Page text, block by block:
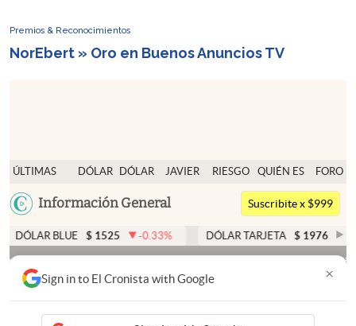
Premios & Reconocimientos
NorEbert » Oro en Buenos Anuncios TV